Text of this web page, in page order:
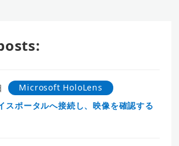
Microsoft HoloLens
ポータルへ接続し、映像を確認する